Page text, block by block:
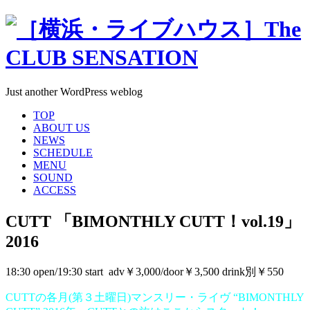
Just another WordPress weblog
TOP
ABOUT US
NEWS
SCHEDULE
MENU
SOUND
ACCESS
CUTT 「BIMONTHLY CUTT！vol.19」
2016
18:30 open/19:30 start adv￥3,000/door￥3,500 drink別￥550
CUTTの各月(第３土曜日)マンスリー・ライヴ “BIMONTHLY